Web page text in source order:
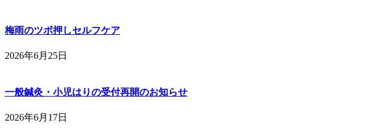
梅雨のツボ押しセルフケア
2026年6月25日
一般鍼灸・小児はりの受付再開のお知らせ
2026年6月17日